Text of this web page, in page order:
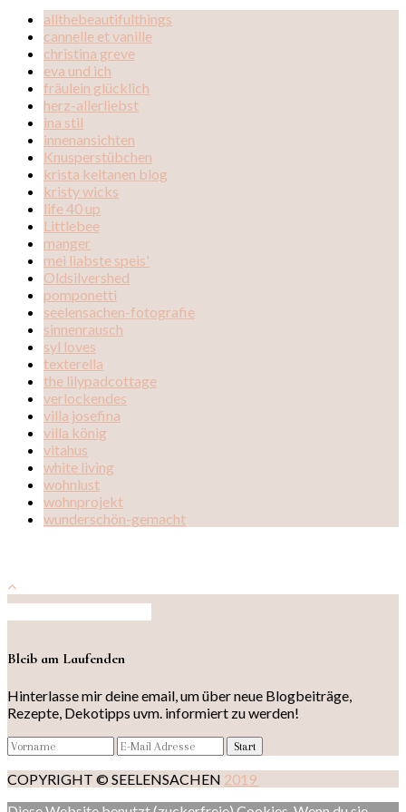
allthebeautifulthings
cannelle et vanille
christina greve
eva und ich
fräulein glücklich
herz-allerliebst
ina stil
innenansichten
Knusperstübchen
krista keltanen blog
kristy wicks
life 40 up
Littlebee
manger
mei liabste speis'
Oldsilvershed
pomponetti
seelensachen-fotografie
sinnenrausch
syl loves
texterella
the lilypadcottage
verlockendes
villa josefina
villa könig
vitahus
white living
wohnlust
wohnprojekt
wunderschön-gemacht
Bleib am Laufenden
Hinterlasse mir deine email, um über neue Blogbeiträge,
Rezepte, Dekotipps uvm. informiert zu werden!
COPYRIGHT © SEELENSACHEN 2019